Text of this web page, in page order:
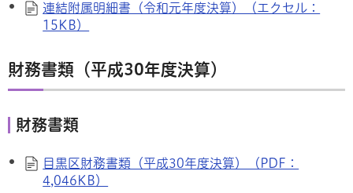
連結附属明細書（令和元年度決算）（エクセル：
15KB）
財務書類（平成30年度決算）
財務書類
目黒区財務書類（平成30年度決算）（PDF：
4,046KB）